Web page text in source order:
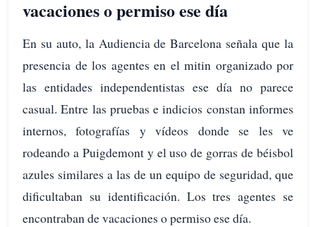
vacaciones o permiso ese día
En su auto, la Audiencia de Barcelona señala que la
presencia de los agentes en el mitin organizado por
las entidades independentistas ese día no parece
casual. Entre las pruebas e indicios constan informes
internos, fotografías y vídeos donde se les ve
rodeando a Puigdemont y el uso de gorras de béisbol
azules similares a las de un equipo de seguridad, que
dificultaban su identificación. Los tres agentes se
encontraban de vacaciones o permiso ese día.